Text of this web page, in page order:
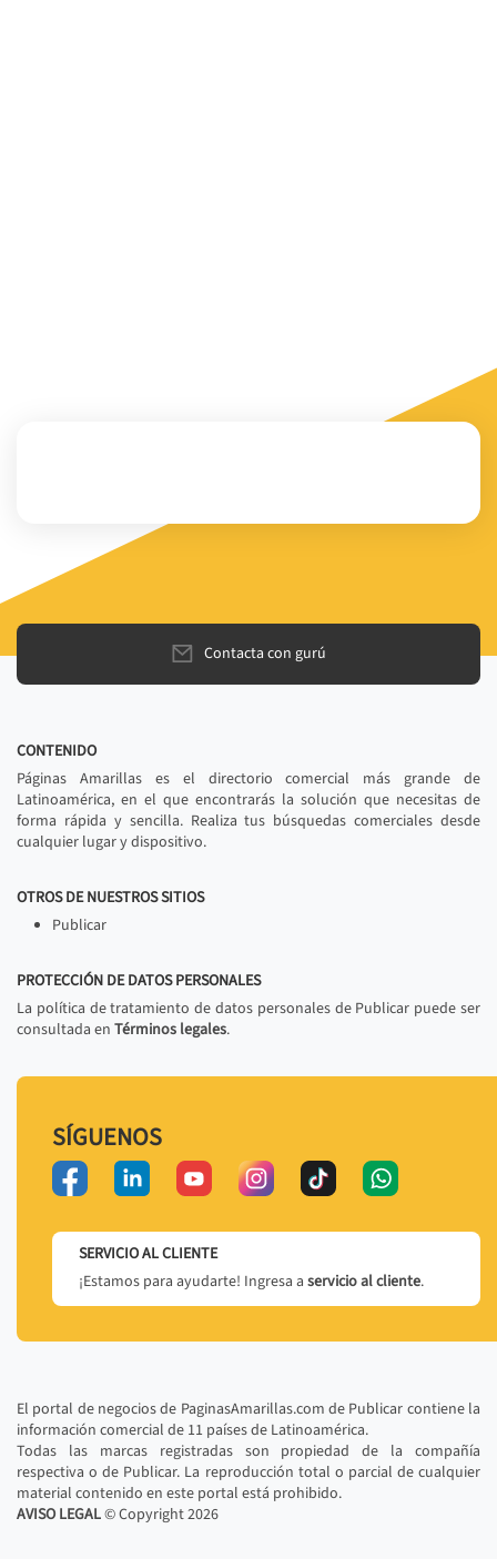
Contacta con gurú
CONTENIDO
Páginas Amarillas es el directorio comercial más grande de
Latinoamérica, en el que encontrarás la solución que necesitas de
forma rápida y sencilla. Realiza tus búsquedas comerciales desde
cualquier lugar y dispositivo.
OTROS DE NUESTROS SITIOS
Publicar
PROTECCIÓN DE DATOS PERSONALES
La política de tratamiento de datos personales de Publicar puede ser
consultada en Términos legales.
SÍGUENOS
SERVICIO AL CLIENTE
¡Estamos para ayudarte! Ingresa a servicio al cliente.
El portal de negocios de PaginasAmarillas.com de Publicar contiene la
información comercial de 11 países de Latinoamérica.
Todas las marcas registradas son propiedad de la compañía
respectiva o de Publicar. La reproducción total o parcial de cualquier
material contenido en este portal está prohibido.
AVISO LEGAL© Copyright2026